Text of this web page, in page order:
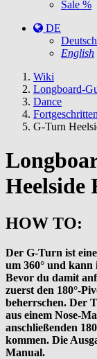
Sale %
DE
Deutsch
English
here:
Wiki
Longboard-
Dance
G-Turn
Heelside
HOW TO:
Der G-Turn ist
um 360° und
Bevor du damit
zuerst den 180°-
beherrschen. Der
aus einem Nose-
anschließenden
kommen. Die
Manual.